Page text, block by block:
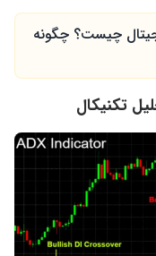
چیست؟ چگونه
تکنیکال